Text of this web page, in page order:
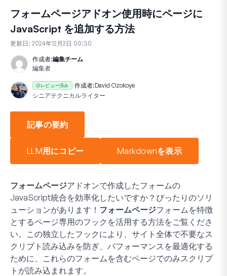
フォームページアドオン使用時にページに
JavaScript を追加する方法
更新日: 2024年12月2日 00:30
作成者:編集チーム
編集者
レビュー済み 作成者:David Ozokoye
シニアテクニカルライター
記事の要約
LLM用にコピー Markdownを表示
フォームページアドオンで作成したフォームの
JavaScript統合を効率化したいですか？ぴったりのソリ
ューションがあります！ フォームページフォームを特徴
とするページ専用のフックを活用する方法をご覧くださ
い。この独立したフックにより、サイト全体で不要なス
クリプト読み込みを防ぎ、パフォーマンスを最適化する
ために、これらのフォームを含むページでのみスクリプ
トが読み込まれます。